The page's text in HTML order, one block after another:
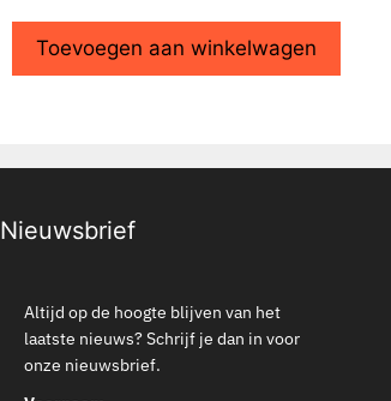
Toevoegen aan winkelwagen
Nieuwsbrief
Altijd op de hoogte blijven van het
laatste nieuws? Schrijf je dan in voor
onze nieuwsbrief.